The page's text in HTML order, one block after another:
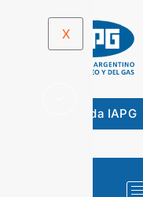
Tienda IAPG
X